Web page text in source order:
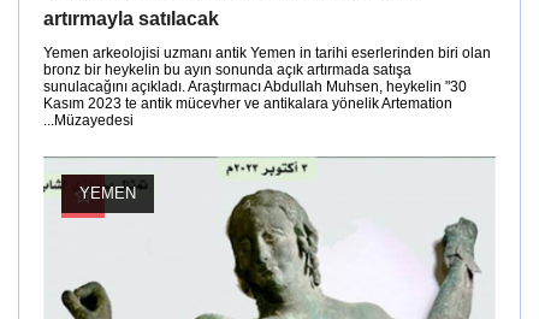
artırmayla satılacak
Yemen arkeolojisi uzmanı antik Yemen in tarihi eserlerinden biri olan
bronz bir heykelin bu ayın sonunda açık artırmada satışa
sunulacağını açıkladı. Araştırmacı Abdullah Muhsen, heykelin "30
Kasım 2023 te antik mücevher ve antikalara yönelik Artemation
Müzayedesi...
YEMEN